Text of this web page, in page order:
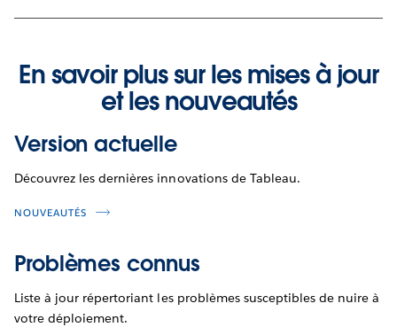
En savoir plus sur les mises à jour
et les nouveautés
Version actuelle
Découvrez les dernières innovations de Tableau.
NOUVEAUTÉS
Problèmes connus
Liste à jour répertoriant les problèmes susceptibles de nuire à
votre déploiement.